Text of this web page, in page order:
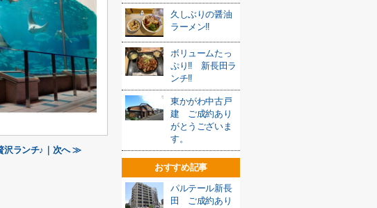
沢ランチ♪｜次へ ≫
久しぶりの醤油
ラーメン‼
ボリュームたっ
ぷり‼ 新長田ラ
ンチ‼
東かがわ中古戸
建 ご成約あり
がとうございま
す。
おすすめ記事
パルテール新長
田 ご成約あり